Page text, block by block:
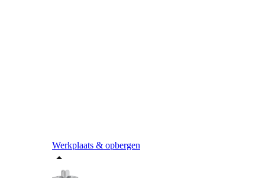
Werkplaats & opbergen